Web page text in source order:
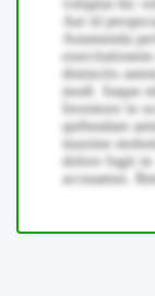
voluptas hic
Aut id
Assumenda
distinctio
modi. Itaque
Inventore in
quibusdam
maxime
dolore fugit
accusamus.